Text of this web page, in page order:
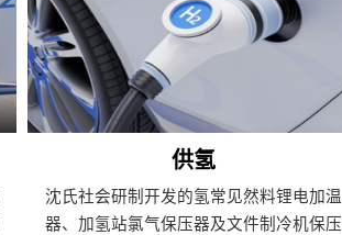
供氢
沈氏社会研制开发的氢常见然料锂电加温
器、加氢站氯气保压器及文件制冷机保压